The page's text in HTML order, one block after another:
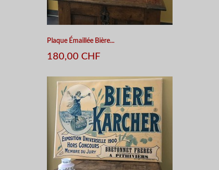
Plaque Émaillée Bière...
180,00 CHF